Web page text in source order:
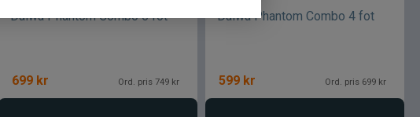
Daiwa Phantom Combo 6 fot
699 kr Ord. pris 749 kr
Daiwa Phantom Combo 4 fot
599 kr Ord. pris 699 kr